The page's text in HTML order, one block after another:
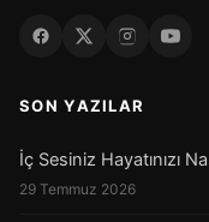
SON YAZILAR
İç Sesiniz Hayatınızı
29 Temmuz 2026